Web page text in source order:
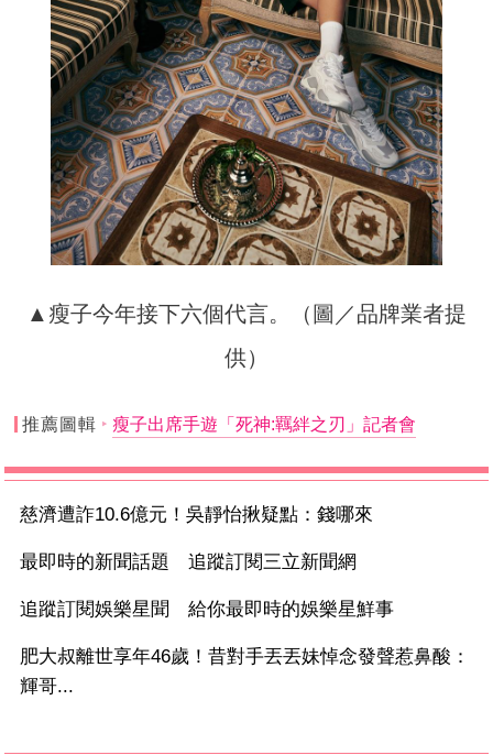
▲瘦子今年接下六個代言。（圖／品牌業者提
供）
推薦圖輯 瘦子出席手遊「死神:羈絆之刃」記者會
慈濟遭詐10.6億元！吳靜怡揪疑點：錢哪來
最即時的新聞話題 追蹤訂閱三立新聞網
追蹤訂閱娛樂星聞 給你最即時的娛樂星鮮事
肥大叔離世享年46歲！昔對手丟丟妹悼念發聲惹鼻酸：
輝哥...